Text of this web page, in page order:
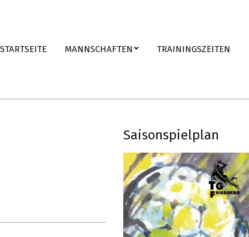
STARTSEITE MANNSCHAFTEN TRAININGSZEITEN
Saisonspielplan